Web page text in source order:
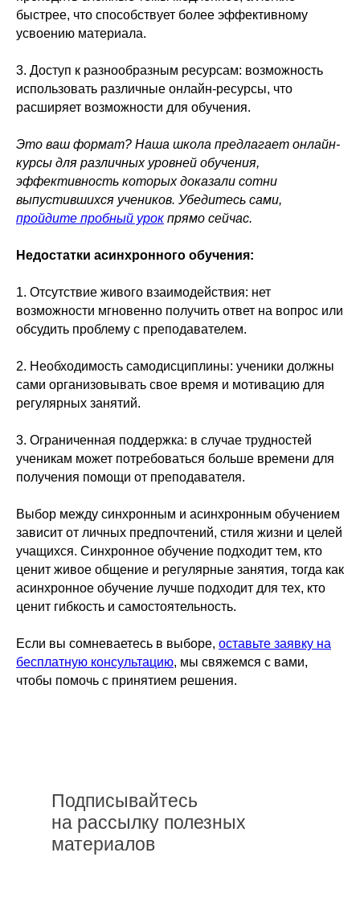
быстрее, что способствует более эффективному
усвоению материала.
3. Доступ к разнообразным ресурсам: возможность
использовать различные онлайн-ресурсы, что
расширяет возможности для обучения.
Это ваш формат? Наша школа предлагает онлайн-
курсы для различных уровней обучения,
эффективность которых доказали сотни
выпустившихся учеников. Убедитесь сами,
пройдите пробный урок прямо сейчас.
Недостатки асинхронного обучения:
1. Отсутствие живого взаимодействия: нет
возможности мгновенно получить ответ на вопрос или
обсудить проблему с преподавателем.
2. Необходимость самодисциплины: ученики должны
сами организовывать свое время и мотивацию для
регулярных занятий.
3. Ограниченная поддержка: в случае трудностей
ученикам может потребоваться больше времени для
получения помощи от преподавателя.
Выбор между синхронным и асинхронным обучением
зависит от личных предпочтений, стиля жизни и целей
учащихся. Синхронное обучение подходит тем, кто
ценит живое общение и регулярные занятия, тогда как
асинхронное обучение лучше подходит для тех, кто
ценит гибкость и самостоятельность.
Если вы сомневаетесь в выборе, оставьте заявку на
бесплатную консультацию, мы свяжемся с вами,
чтобы помочь с принятием решения.
Подписывайтесь
на рассылку полезных
материалов